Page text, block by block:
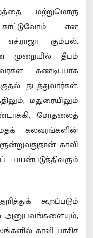
மற்றுமொரு
என
எச்.ராஜா கும்பல்,
முறையில் தீபம்
கண்டிப்பாக
நடத்துவார்கள்.
மதுரையிலும்
மோதலைத்
கலவரங்களின்
காவி
பயன்படுத்திவரும்
கூறப்படும்
காவி பாசிச